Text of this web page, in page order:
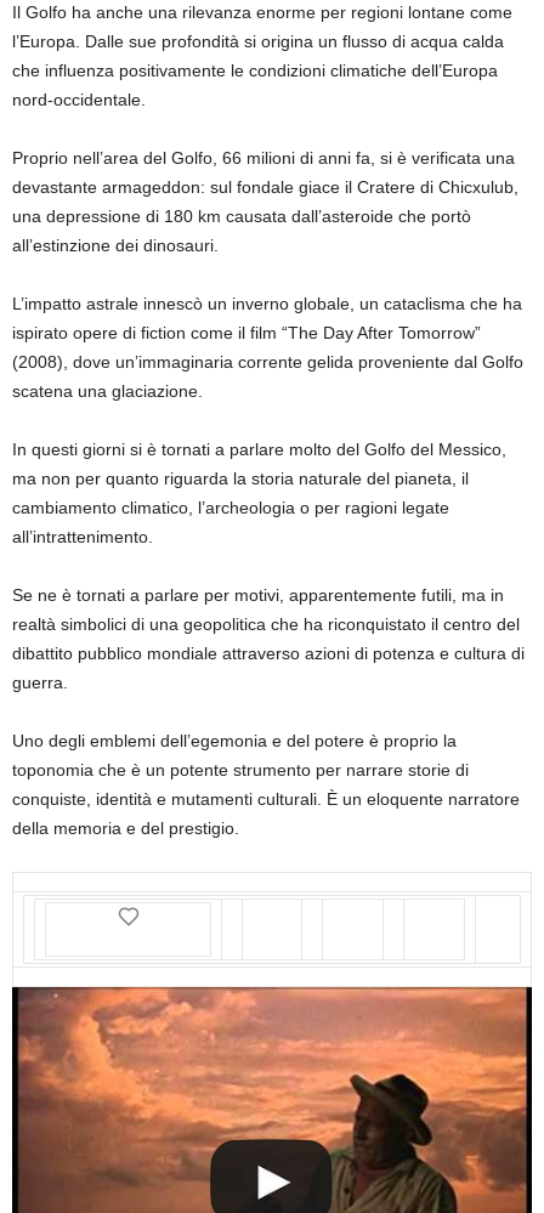
Il Golfo ha anche una rilevanza enorme per regioni lontane come
l’Europa. Dalle sue profondità si origina un flusso di acqua calda
che influenza positivamente le condizioni climatiche dell’Europa
nord-occidentale.
Proprio nell’area del Golfo, 66 milioni di anni fa, si è verificata una
devastante armageddon: sul fondale giace il Cratere di Chicxulub,
una depressione di 180 km causata dall’asteroide che portò
all’estinzione dei dinosauri.
L’impatto astrale innescò un inverno globale, un cataclisma che ha
ispirato opere di fiction come il film “The Day After Tomorrow”
(2008), dove un’immaginaria corrente gelida proveniente dal Golfo
scatena una glaciazione.
In questi giorni si è tornati a parlare molto del Golfo del Messico,
ma non per quanto riguarda la storia naturale del pianeta, il
cambiamento climatico, l’archeologia o per ragioni legate
all’intrattenimento.
Se ne è tornati a parlare per motivi, apparentemente futili, ma in
realtà simbolici di una geopolitica che ha riconquistato il centro del
dibattito pubblico mondiale attraverso azioni di potenza e cultura di
guerra.
Uno degli emblemi dell’egemonia e del potere è proprio la
toponomia che è un potente strumento per narrare storie di
conquiste, identità e mutamenti culturali. È un eloquente narratore
della memoria e del prestigio.